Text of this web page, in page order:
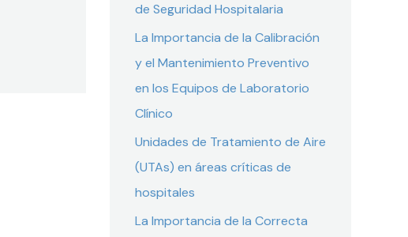
de Seguridad Hospitalaria
La Importancia de la Calibración
y el Mantenimiento Preventivo
en los Equipos de Laboratorio
Clínico
Unidades de Tratamiento de Aire
(UTAs) en áreas críticas de
hospitales
La Importancia de la Correcta